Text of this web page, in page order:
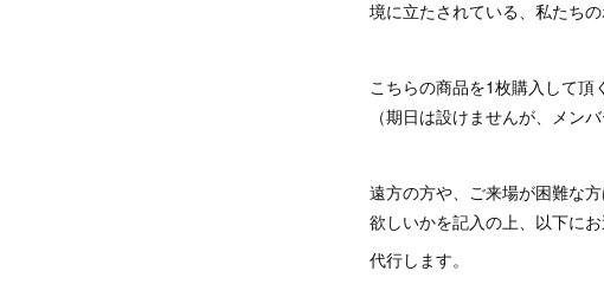
境に立たされている、私たち
こちらの商品を1枚購入して頂
（期日は設けませんが、メン
遠方の方や、ご来場が困難な
欲しいかを記入の上、以下にお
代行します。